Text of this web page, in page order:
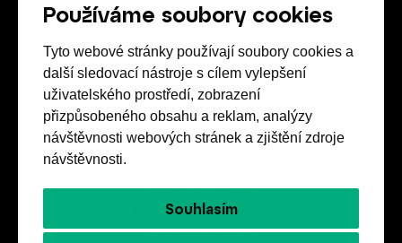
Používáme soubory cookies
Tyto webové stránky používají soubory cookies a
další sledovací nástroje s cílem vylepšení
uživatelského prostředí, zobrazení
přizpůsobeného obsahu a reklam, analýzy
návštěvnosti webových stránek a zjištění zdroje
návštěvnosti.
Souhlasím
Obchodní podmínky
Spolek přátel vydávání
657 42 Brno-střed
objednavky@casopishost.cz
+420 775 995 695